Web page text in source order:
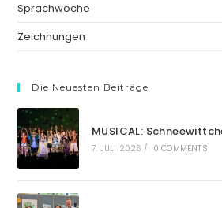
Sprachwoche
Zeichnungen
Die Neuesten Beiträge
MUSICAL:
7. JULI 2026 / 0 COMMENTS